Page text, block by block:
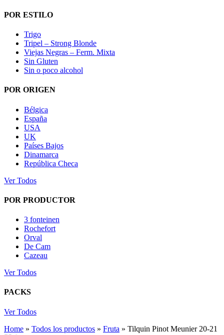
POR ESTILO
Trigo
Tripel – Strong Blonde
Viejas Negras – Ferm. Mixta
Sin Gluten
Sin o poco alcohol
POR ORIGEN
Bélgica
España
USA
UK
Países Bajos
Dinamarca
República Checa
Ver Todos
POR PRODUCTOR
3 fonteinen
Rochefort
Orval
De Cam
Cazeau
Ver Todos
PACKS
Ver Todos
Home » Todos los productos » Fruta » Tilquin Pinot Meunier 20-21